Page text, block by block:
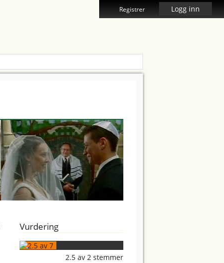
Registrer Logg inn
Vurdering
2.5 av2 stemmer